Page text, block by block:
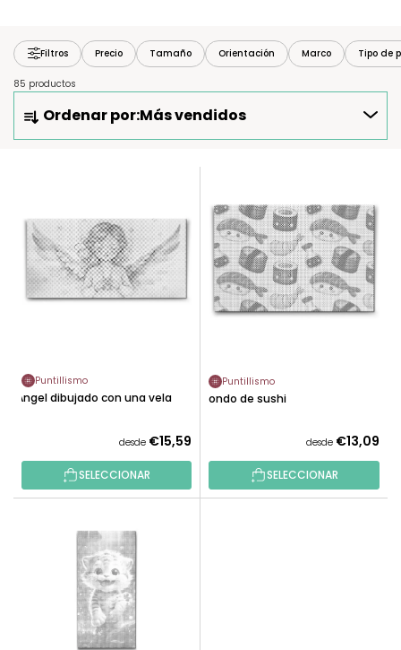
Filtros Precio Tamaño Orientación Marco Tipo de
85 productos
D
O
T
O
Ordenar por:Más vendidos
O
D
T
S
Puntillismo
Ángel dibujado con una vela
desde €15,59
SELECCIONAR
Puntillismo
Fondo de sushi
desde €13,09
SELECCIONAR